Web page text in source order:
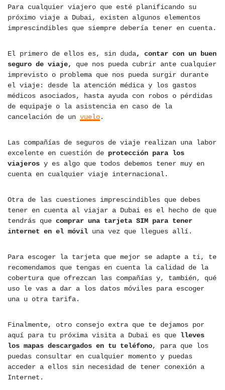
Para cualquier viajero que esté planificando su
próximo viaje a Dubai, existen algunos elementos
imprescindibles que siempre debería tener en cuenta.
El primero de ellos es, sin duda, contar con un buen
seguro de viaje,
que nos pueda cubrir ante cualquier
imprevisto o problema que nos pueda surgir durante
el viaje: desde la atención médica y los gastos
médicos asociados, hasta ayuda con robos o pérdidas
de equipaje o la asistencia en caso de la
cancelación de un vuelo.
Las compañías de seguros de viaje realizan una labor
excelente en cuestión de protección para los
viajeros y es algo que todos debemos tener muy en
cuenta en cualquier viaje internacional.
Otra de las cuestiones imprescindibles que debes
tener en cuenta al viajar a Dubai es el hecho de que
tendrás que comprar una tarjeta SIM para tener
internet en el móvil una vez que llegues allí.
Para escoger la tarjeta que mejor se adapte a ti, te
recomendamos que tengas en cuenta la calidad de la
cobertura que ofrezcan las compañías y, también, qué
uso le vas a dar a los datos móviles para escoger
una u otra tarifa.
Finalmente, otro consejo extra que te dejamos por
aquí para tu próxima visita a Dubai es que lleves
los mapas descargados en tu teléfono, para que los
puedas consultar en cualquier momento y puedas
acceder a ellos sin necesidad de tener conexión a
Internet.